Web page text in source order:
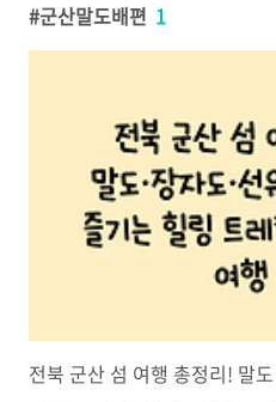
군산말도배편 1